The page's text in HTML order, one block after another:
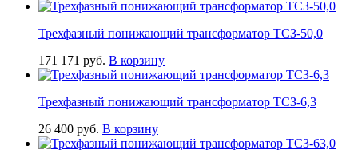
Трехфазный понижающий трансформатор ТСЗ-50,0
171 171 руб. В корзину
Трехфазный понижающий трансформатор ТСЗ-6,3
26 400 руб. В корзину